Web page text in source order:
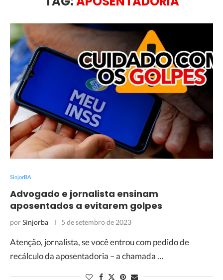
SinjorBA
Advogado e jornalista ensinam
aposentados a evitarem golpes
porSinjorba 5 de setembro de 2023
Atenção, jornalista, se você entrou com pedido de
recálculo da aposentadoria – a chamada …